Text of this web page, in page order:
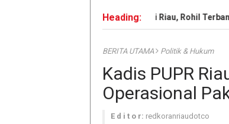
Heading:
143 Hotspot Terdeteksi di Riau, Rohil Terbanyak
BERITA UTAMA Politik & Hukum
Kadis PUPR
Operasional
E d i t o r: redkoranriaudotco